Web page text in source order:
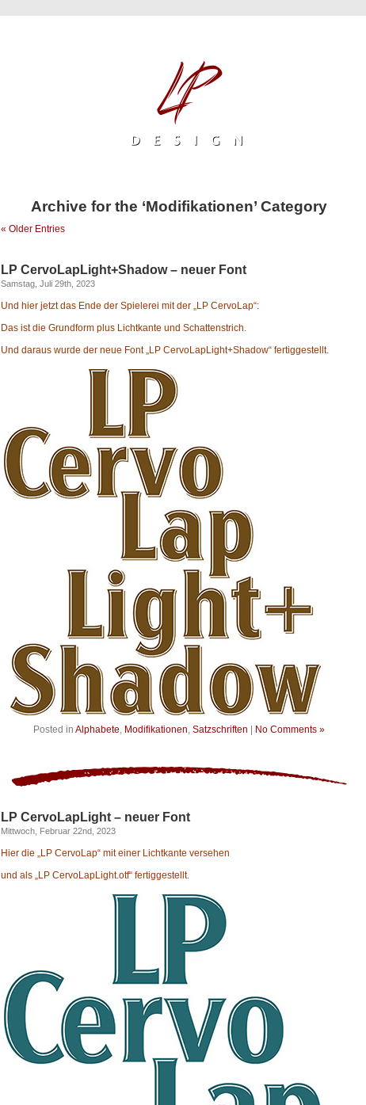
Archive for the ‘Modifikationen’ Category
« Older Entries
LP CervoLapLight+Shadow – neuer Font
Samstag, Juli 29th, 2023
Und hier jetzt das Ende der Spielerei mit der „LP CervoLap“:
Das ist die Grundform plus Lichtkante und Schattenstrich.
Und daraus wurde der neue Font „LP CervoLapLight+Shadow“ fertiggestellt.
Posted in Alphabete, Modifikationen, Satzschriften No Comments »
LP CervoLapLight – neuer Font
Mittwoch, Februar 22nd, 2023
Hier die „LP CervoLap“ mit einer Lichtkante versehen
und als „LP CervoLapLight.otf“ fertiggestellt.